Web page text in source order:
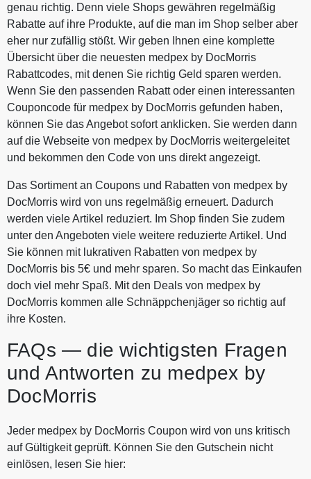
genau richtig. Denn viele Shops gewähren regelmäßig
Rabatte auf ihre Produkte, auf die man im Shop selber aber
eher nur zufällig stößt. Wir geben Ihnen eine komplette
Übersicht über die neuesten medpex by DocMorris
Rabattcodes, mit denen Sie richtig Geld sparen werden.
Wenn Sie den passenden Rabatt oder einen interessanten
Couponcode für medpex by DocMorris gefunden haben,
können Sie das Angebot sofort anklicken. Sie werden dann
auf die Webseite von medpex by DocMorris weitergeleitet
und bekommen den Code von uns direkt angezeigt.
Das Sortiment an Coupons und Rabatten von medpex by
DocMorris wird von uns regelmäßig erneuert. Dadurch
werden viele Artikel reduziert. Im Shop finden Sie zudem
unter den Angeboten viele weitere reduzierte Artikel. Und
Sie können mit lukrativen Rabatten von medpex by
DocMorris bis 5€ und mehr sparen. So macht das Einkaufen
doch viel mehr Spaß. Mit den Deals von medpex by
DocMorris kommen alle Schnäppchenjäger so richtig auf
ihre Kosten.
FAQs — die wichtigsten Fragen
und Antworten zu medpex by
DocMorris
Jeder medpex by DocMorris Coupon wird von uns kritisch
auf Gültigkeit geprüft. Können Sie den Gutschein nicht
einlösen, lesen Sie hier: